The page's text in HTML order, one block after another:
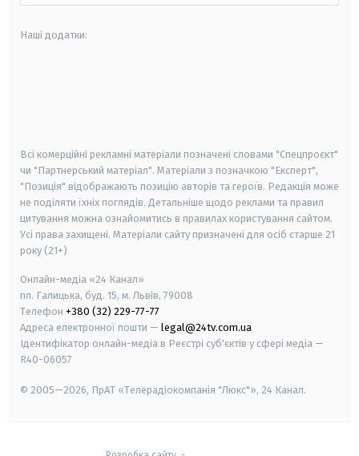
Наші додатки:
Всі комерційні рекламні матеріали позначені словами "Спецпроєкт"
чи "Партнерський матеріал". Матеріали з позначкою "Експерт",
"Позиція" відображають позицію авторів та героїв. Редакція може
не поділяти їхніх поглядів. Детальніше щодо реклами та правил
цитування можна ознайомитись в правилах користування сайтом.
Усі права захищені. Матеріали сайту призначені для осіб старше 21
року (21+)
Онлайн-медіа «24 Канал»
пл. Галицька, буд. 15, м. Львів, 79008
Телефон +380 (32) 229-77-77
Адреса електронної пошти — legal@24tv.com.ua
Ідентифікатор онлайн-медіа в Реєстрі суб'єктів у сфері медіа —
R40-06057
© 2005—2026, ПрАТ «Телерадіокомпанія "Люкс"», 24 Канал.